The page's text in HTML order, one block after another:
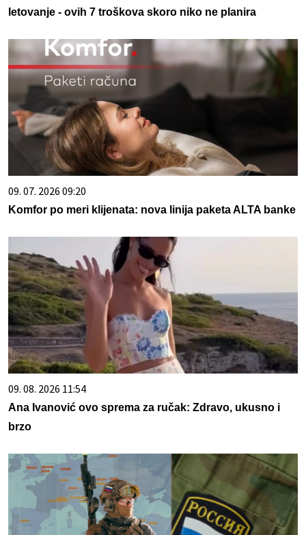
letovanje - ovih 7 troškova skoro niko ne planira
09. 07. 2026 09:20
Komfor po meri klijenata: nova linija paketa ALTA banke
09. 08. 2026 11:54
Ana Ivanović ovo sprema za ručak: Zdravo, ukusno i
brzo